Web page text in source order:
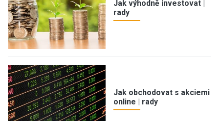
Jak výhodně investovat |
rady
Jak obchodovat s akciemi
online | rady